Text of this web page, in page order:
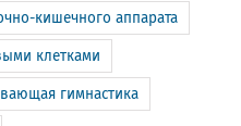
кишечного аппарата
клетками
гимнастика